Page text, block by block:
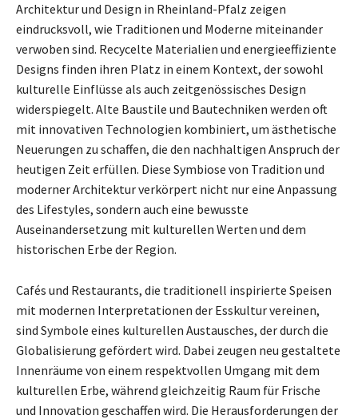
Architektur und Design in Rheinland-Pfalz zeigen
eindrucksvoll, wie Traditionen und Moderne miteinander
verwoben sind. Recycelte Materialien und energieeffiziente
Designs finden ihren Platz in einem Kontext, der sowohl
kulturelle Einflüsse als auch zeitgenössisches Design
widerspiegelt. Alte Baustile und Bautechniken werden oft
mit innovativen Technologien kombiniert, um ästhetische
Neuerungen zu schaffen, die den nachhaltigen Anspruch der
heutigen Zeit erfüllen. Diese Symbiose von Tradition und
moderner Architektur verkörpert nicht nur eine Anpassung
des Lifestyles, sondern auch eine bewusste
Auseinandersetzung mit kulturellen Werten und dem
historischen Erbe der Region.
Cafés und Restaurants, die traditionell inspirierte Speisen
mit modernen Interpretationen der Esskultur vereinen,
sind Symbole eines kulturellen Austausches, der durch die
Globalisierung gefördert wird. Dabei zeugen neu gestaltete
Innenräume von einem respektvollen Umgang mit dem
kulturellen Erbe, während gleichzeitig Raum für Frische
und Innovation geschaffen wird. Die Herausforderungen der